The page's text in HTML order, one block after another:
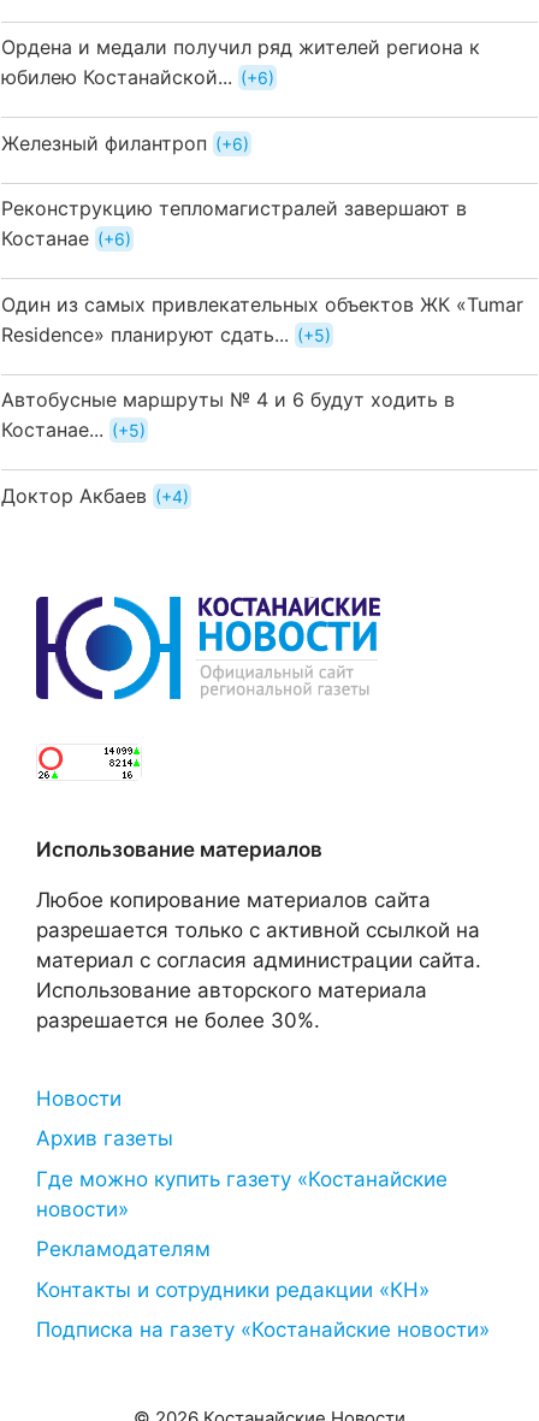
Ордена и медали получил ряд жителей региона к
юбилею Костанайской...
+6
Железный филантроп +6
Реконструкцию тепломагистралей завершают в
Костанае
+6
Один из самых привлекательных объектов ЖК «Tumar
Residence» планируют сдать...
+5
Автобусные маршруты № 4 и 6 будут ходить в
Костанае...
+5
Доктор Акбаев +4
Использование материалов
Любое копирование материалов сайта
разрешается только с активной ссылкой на
материал с согласия администрации сайта.
Использование авторского материала
разрешается не более 30%.
Новости
Архив газеты
Где можно купить газету «Костанайские
новости»
Рекламодателям
Контакты и сотрудники редакции «КН»
Подписка на газету «Костанайские новости»